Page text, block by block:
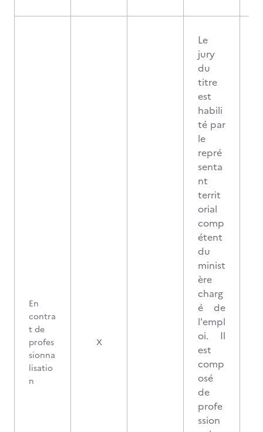
En
contra
t de
profes
sionna
lisatio
n
X
Le
jury
du
titre
est
habili
té par
le
repré
senta
nt
territ
orial
comp
étent
du
minist
ère
charg
é de
l'empl
oi. Il
est
comp
osé
de
profe
ssion